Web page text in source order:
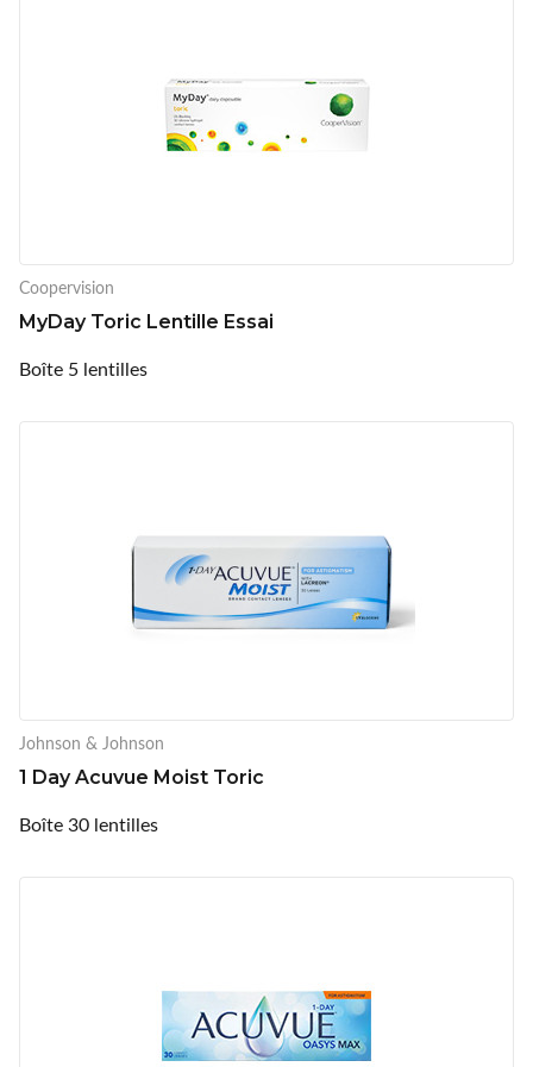
Coopervision
MyDay Toric Lentille Essai
Boîte 5 lentilles
Johnson & Johnson
1 Day Acuvue Moist Toric
Boîte 30 lentilles